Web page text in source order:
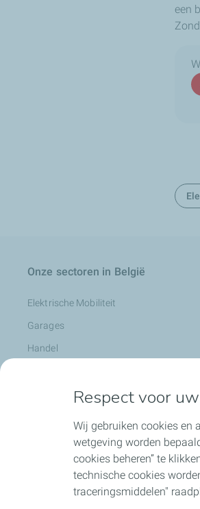
een
Onze sectoren in België
Elektrische Mobiliteit
Garages
Handel
Transports
Vastgoedbeheerder
Respect voor
Wij gebruiken cookies en
wetgeving worden
cookies beheren” te
technische cookies
traceringsmiddelen"